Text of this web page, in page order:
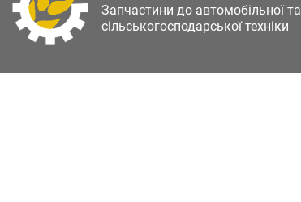
Запчастини до автомобільної та
сільськогосподарської техніки